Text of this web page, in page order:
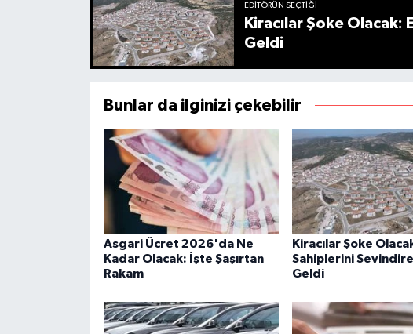
EDITÖRÜN SEÇTIĞI
Kiracılar Şoke
Geldi
Bunlar da ilginizi çekebilir
Asgari Ücret 2026'da Ne
Kadar Olacak: İşte Şaşırtan
Rakam
Kiracılar Şoke
Sahiplerini
Geldi